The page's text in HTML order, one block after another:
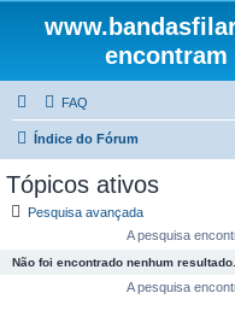
FAQ
Índice do Fórum
Tópicos ativos
Pesquisa avançada
A pesquisa
Não foi encontrado nenhum resultado.
A pesquisa